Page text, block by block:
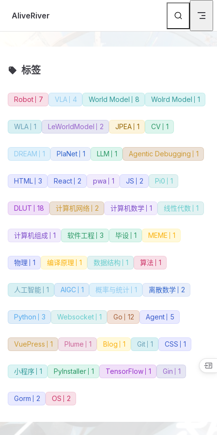
Skip to content
AliveRiver
标签
Robot 7 VLA 4 World Model 8 Wolrd Model 1
WLA 1 LeWorldModel 2 JPEA 1 CV 1
DREAM 1 PlaNet 1 LLM 1 Agentic Debugging 1
HTML 3 React 2 pwa 1 JS 2 Pi0 1
DLUT 18 计算机网络 2 计算机数学 1 线性代数 1
计算机组成 1 软件工程 3 毕设 1 MEME 1
物理 1 编译原理 1 数据结构 1 算法 1
人工智能 1 AIGC 1 概率与统计 1 离散数学 2
Python 3 Websocket 1 Go 12 Agent 5
VuePress 1 Plume 1 Blog 1 Git 1 CSS 1
小程序 1 PyInstaller 1 TensorFlow 1 Gin 1
Gorm 2 OS 2